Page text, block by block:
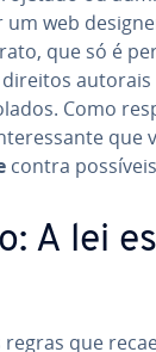
web
que só é
autorais
Como
que
contra
A lei
regras que